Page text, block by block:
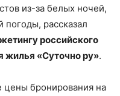
из-за белых ночей,
погоды, рассказал
российского
жилья «Суточно ру».
цены бронирования на